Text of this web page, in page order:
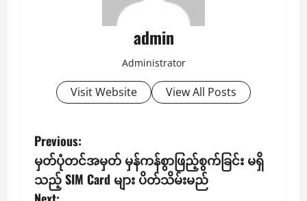
admin
Administrator
Visit Website View All Posts
P
o
Previous:
မှတ်ပုံတင်အမှတ် မှန်ကန်စွာဖြည့်စွက်ခြင်း မရှိ
သည့် SIM Card များ ပိတ်သိမ်းမည်